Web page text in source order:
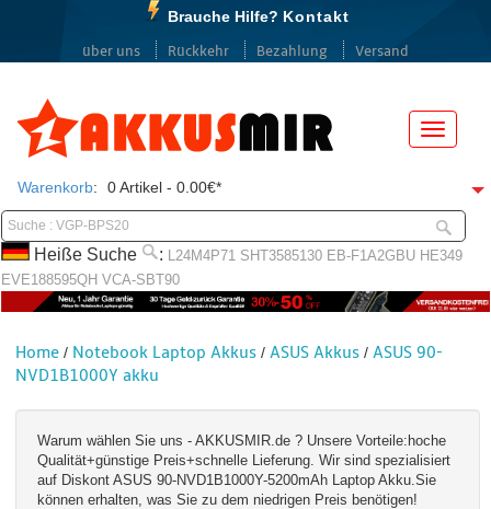
Brauche Hilfe? Kontakt
über uns
Rückkehr Bezahlung Versand
Menü
Warenkorb: 0 Artikel - 0.00€*
Heiße Suche : L24M4P71 SHT3585130 EB-F1A2GBU HE349
EVE188595QH VCA-SBT90
Home / Notebook Laptop Akkus / ASUS Akkus / ASUS 90-
NVD1B1000Y akku
Warum wählen Sie uns - AKKUSMIR.de ? Unsere Vorteile:hoche
Qualität+günstige Preis+schnelle Lieferung. Wir sind spezialisiert
auf Diskont ASUS 90-NVD1B1000Y-5200mAh Laptop Akku.Sie
können erhalten, was Sie zu dem niedrigen Preis benötigen!